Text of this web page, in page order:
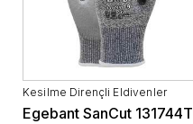
Kesilme Dirençli Eldivenler
Egebant SanCut 131744T